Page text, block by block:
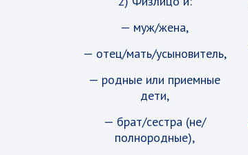
— муж/жена,
— отец/мать/усыновитель,
— родные или приемные
дети,
— брат/сестра (не/
полнородные),